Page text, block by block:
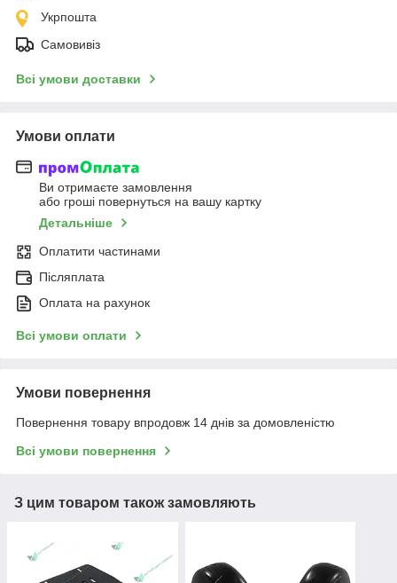
Укрпошта
Самовивіз
Всі умови доставки
Умови оплати
Ви отримаєте замовлення
або гроші повернуться на вашу картку
Детальніше
Оплатити частинами
Післяплата
Оплата на рахунок
Всі умови оплати
Умови повернення
Повернення товару впродовж 14 днів за домовленістю
Всі умови повернення
З цим товаром також замовляють